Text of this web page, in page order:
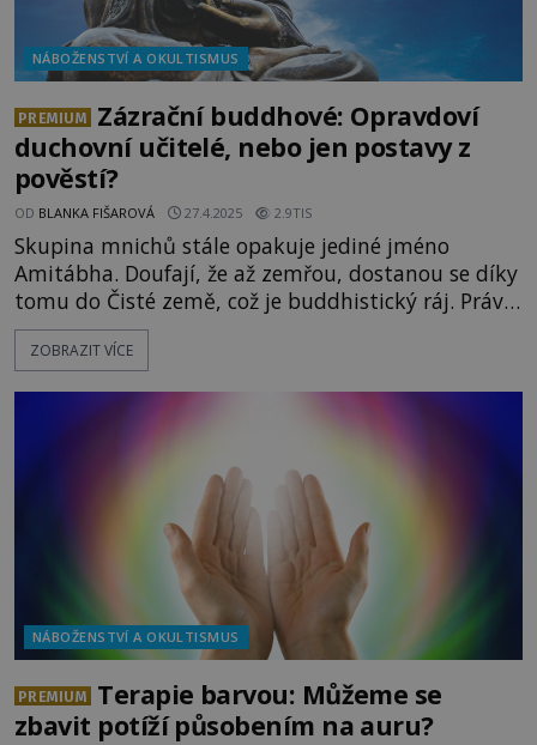
NÁBOŽENSTVÍ A OKULTISMUS
PREMIUM
Zázrační buddhové: Opravdoví
duchovní učitelé, nebo jen postavy z
pověstí?
OD BLANKA FIŠAROVÁ 27.4.2025 2.9TIS
Skupina mnichů stále opakuje jediné jméno
Amitábha. Doufají, že až zemřou, dostanou se díky
tomu do Čisté země, což je buddhistický ráj. Právě
tento svět blaženosti totiž prý stvořil Buddha
jménem Amitábha. Zrodily se příběhy o
fantazii, nebo popisují těžko uvěřitelnou
spojujeme s indickým princem Siddh
ZOBRAZIT VÍCE
NÁBOŽENSTVÍ A OKULTISMUS
PREMIUM
Terapie barvou: Můžeme se
zbavit potíží působením na auru?